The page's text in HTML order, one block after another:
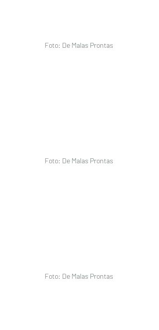
Foto: De Malas Prontas
Foto: De Malas Prontas
Foto: De Malas Prontas